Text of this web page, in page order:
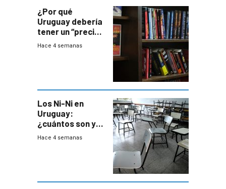
¿Por qué
Uruguay debería
tener un “precio
único” en los
Hace 4 semanas
Los Ni-Ni en
Uruguay:
¿cuántos son y
en dónde están?
Hace 4 semanas